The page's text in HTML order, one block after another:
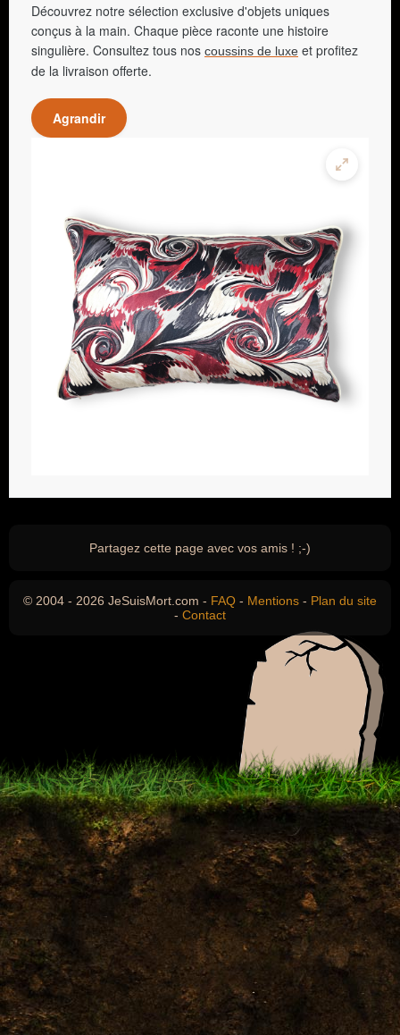
Découvrez notre sélection exclusive d'objets uniques
conçus à la main. Chaque pièce raconte une histoire
singulière. Consultez tous nos coussins de luxe et profitez
de la livraison offerte.
Agrandir
Partagez cette page avec vos amis ! ;-)
© 2004 - 2026 JeSuisMort.com - FAQ - Mentions - Plan du site
- Contact